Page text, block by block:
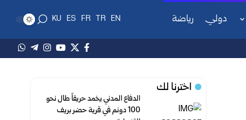
دولي رياضة EN
TR
FR
ES
KU
اخترنا لك
الدفاع المدني يخمد حريقاً طال نحو
100 دونم في قرية حضر بريف